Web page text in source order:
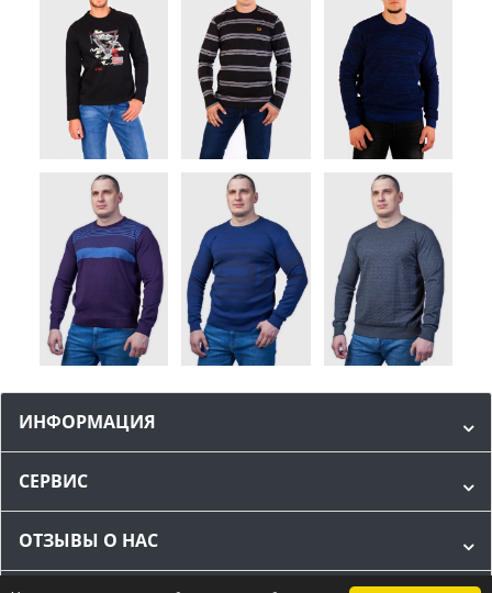
ИНФОРМАЦИЯ
СЕРВИС
ОТЗЫВЫ О НАС